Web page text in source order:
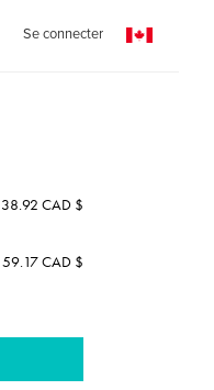
Se connecter
38.92 CAD $
59.17 CAD $